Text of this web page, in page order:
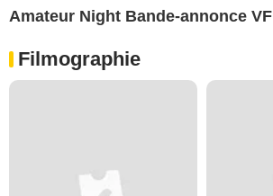
Amateur Night Bande-annonce VF
Filmographie